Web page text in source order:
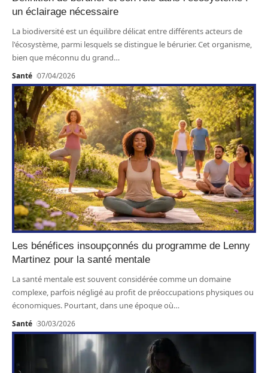
un éclairage nécessaire
La biodiversité est un équilibre délicat entre différents acteurs de
l'écosystème, parmi lesquels se distingue le bérurier. Cet organisme,
bien que méconnu du grand…
Santé 07/04/2026
Les bénéfices insoupçonnés du programme de Lenny
Martinez pour la santé mentale
La santé mentale est souvent considérée comme un domaine
complexe, parfois négligé au profit de préoccupations physiques ou
économiques. Pourtant, dans une époque où…
Santé 30/03/2026